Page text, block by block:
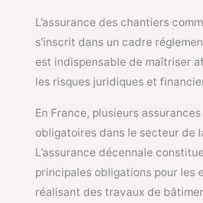
L’assurance des chantiers
s’inscrit dans un cadre
est indispensable de maîtriser
les risques juridiques et
En France, plusieurs
obligatoires dans le secteur de
L’assurance décennale
principales obligations pour les
réalisant des travaux de